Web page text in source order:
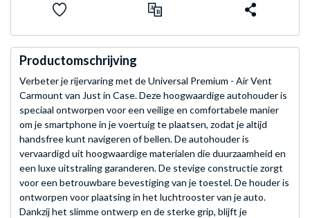
Productomschrijving
Verbeter je rijervaring met de Universal Premium - Air Vent
Carmount van Just in Case. Deze hoogwaardige autohouder is
speciaal ontworpen voor een veilige en comfortabele manier
om je smartphone in je voertuig te plaatsen, zodat je altijd
handsfree kunt navigeren of bellen. De autohouder is
vervaardigd uit hoogwaardige materialen die duurzaamheid en
een luxe uitstraling garanderen. De stevige constructie zorgt
voor een betrouwbare bevestiging van je toestel. De houder is
ontworpen voor plaatsing in het luchtrooster van je auto.
Dankzij het slimme ontwerp en de sterke grip, blijft je